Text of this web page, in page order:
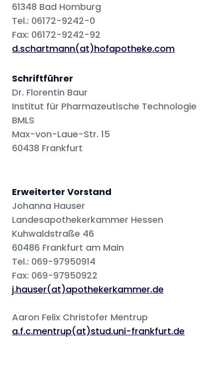
61348 Bad Homburg
Tel.: 06172-9242-0
Fax: 06172-9242-92
d.schartmann(at)hofapotheke.com
Schriftführer
Dr. Florentin Baur
Institut für Pharmazeutische Technologie
BMLS
Max-von-Laue-Str. 15
60438 Frankfurt
Erweiterter Vorstand
Johanna Hauser
Landesapothekerkammer Hessen
Kuhwaldstraße 46
60486 Frankfurt am Main
Tel.: 069-97950914
Fax: 069-97950922
j.hauser(at)apothekerkammer.de
Aaron Felix Christofer Mentrup
a.f.c.mentrup(at)stud.uni-frankfurt.de